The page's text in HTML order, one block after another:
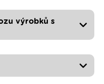
výrobků s